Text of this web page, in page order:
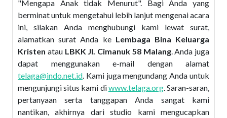
"Mengapa Anak tidak Menurut". Bagi Anda yang
berminat untuk mengetahui lebih lanjut mengenai acara
ini, silakan Anda menghubungi kami lewat surat,
alamatkan surat Anda ke Lembaga Bina Keluarga
Kristen atau LBKK Jl. Cimanuk 58 Malang. Anda juga
dapat menggunakan e-mail dengan alamat
telaga@indo.net.id. Kami juga mengundang Anda untuk
mengunjungi situs kami diwww.telaga.org. Saran-saran,
pertanyaan serta tanggapan Anda sangat kami
nantikan, akhirnya dari studio kami mengucapkan